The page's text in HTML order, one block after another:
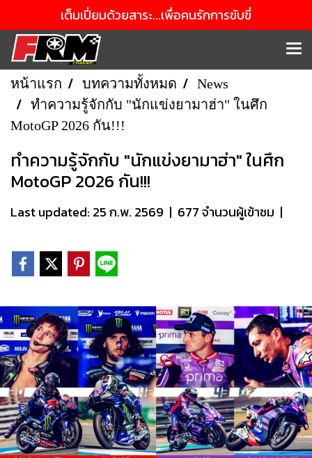
เต็มเปี่ยมด้วยสาระ...เพื่อคนรักการขับขี่
หน้าแรก บทความทั้งหมด
News
ทำความรู้จักกับ "นักแข่งยามาฮ่า" ในศึก
MotoGP 2026 กัน!!!
ทำความรู้จักกับ "นักแข่งยามาฮ่า" ในศึก
MotoGP 2026 กัน!!!
Last updated: 25 ก.พ. 2569 | 677 จำนวนผู้เข้าชม |